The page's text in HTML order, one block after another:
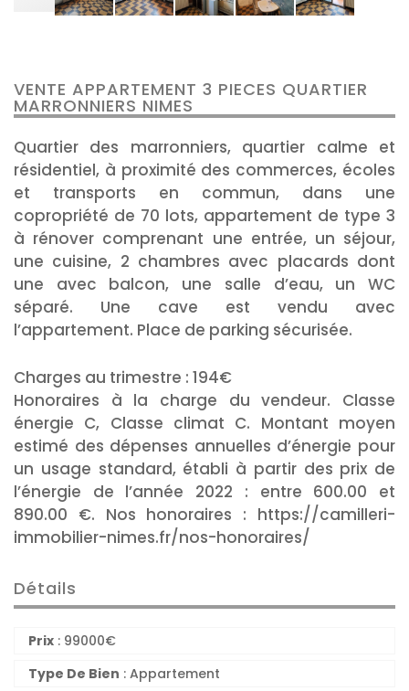
VENTE APPARTEMENT 3 PIECES QUARTIER
MARRONNIERS NIMES
Quartier des marronniers, quartier calme et
résidentiel, à proximité des commerces, écoles
et transports en commun, dans une
copropriété de 70 lots, appartement de type 3
à rénover comprenant une entrée, un séjour,
une cuisine, 2 chambres avec placards dont
une avec balcon, une salle d’eau, un WC
séparé. Une cave est vendu avec
l’appartement. Place de parking sécurisée.
Charges au trimestre : 194€
Honoraires à la charge du vendeur. Classe
énergie C, Classe climat C. Montant moyen
estimé des dépenses annuelles d’énergie pour
un usage standard, établi à partir des prix de
l’énergie de l’année 2022 : entre 600.00 et
890.00 €. Nos honoraires : https://camilleri-
immobilier-nimes.fr/nos-honoraires/
Détails
Prix : 99000€
Type De Bien : Appartement